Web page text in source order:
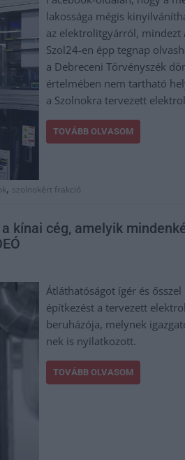
lakossága mégis
az elektrolitgyárról, mindezt
Szol24-en épp tegnap
a Debreceni Törvényszék
értelmében nem tartható
a Szolnokra tervezett
TOVÁBB OLVASOM
, szolnokért frakció
kínai cég, amelyik
Átláthatóságot ígér és ősszel
építkezést a tervezett
beruházója, melynek
nek is nyilatkozott.
TOVÁBB OLVASOM